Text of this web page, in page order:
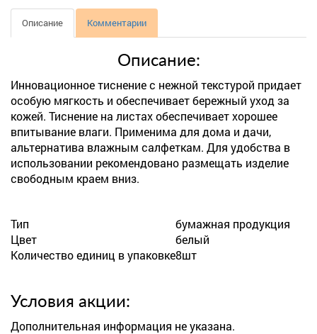
Описание Комментарии
Описание:
Инновационное тиснение с нежной текстурой придает
особую мягкость и обеспечивает бережный уход за
кожей. Тиснение на листах обеспечивает хорошее
впитывание влаги. Применима для дома и дачи,
альтернатива влажным салфеткам. Для удобства в
использовании рекомендовано размещать изделие
свободным краем вниз.
Тип
бумажная продукция
Цвет
белый
Количество единиц в упаковке8шт
Условия акции:
Дополнительная информация не указана.